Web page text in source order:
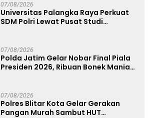
07/08/2026
Universitas Palangka Raya Perkuat
SDM Polri Lewat Pusat Studi
07/08/2026
Polda Jatim Gelar Nobar Final Piala
Presiden 2026, Ribuan Bonek Mania
07/08/2026
Polres Blitar Kota Gelar Gerakan
Pangan Murah Sambut HUT